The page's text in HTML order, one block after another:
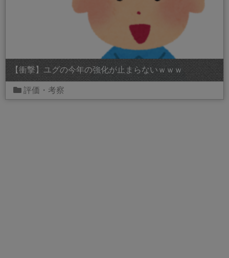
【衝撃】ユグの今年の強化が止まらないｗｗｗ
評価・考察